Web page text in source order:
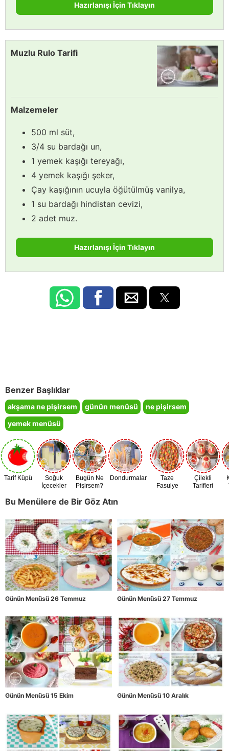
Hazırlanışı İçin Tıklayın
Muzlu Rulo Tarifi
Malzemeler
500 ml süt,
3/4 su bardağı un,
1 yemek kaşığı tereyağı,
4 yemek kaşığı şeker,
Çay kaşığının ucuyla öğütülmüş vanilya,
1 su bardağı hindistan cevizi,
2 adet muz.
Hazırlanışı İçin Tıklayın
Benzer Başlıklar
akşama ne pişirsem günün menüsü
ne pişirsem
yemek menüsü
Tarif Küpü
Soğuk
İçecekler
Bugün Ne
Pişirsem?
Dondurmalar
Taze
Fasulye
Çilekli
Tarifleri
Bu Menülere de Bir Göz Atın
Günün Menüsü 26 Temmuz Günün Menüsü 27 Temmuz
Günün Menüsü 15 Ekim Günün Menüsü 10 Aralık